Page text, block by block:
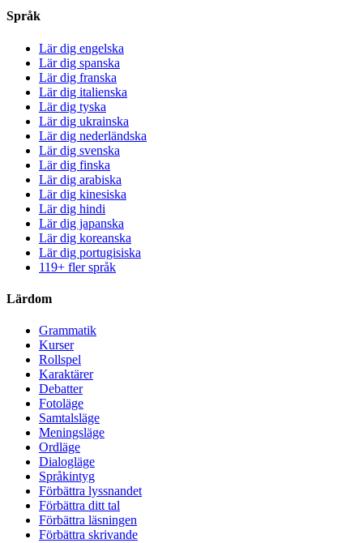
Språk
Lär dig engelska
Lär dig spanska
Lär dig franska
Lär dig italienska
Lär dig tyska
Lär dig ukrainska
Lär dig nederländska
Lär dig svenska
Lär dig finska
Lär dig arabiska
Lär dig kinesiska
Lär dig hindi
Lär dig japanska
Lär dig koreanska
Lär dig portugisiska
119+ fler språk
Lärdom
Grammatik
Kurser
Rollspel
Karaktärer
Debatter
Fotoläge
Samtalsläge
Meningsläge
Ordläge
Dialogläge
Språkintyg
Förbättra lyssnandet
Förbättra ditt tal
Förbättra läsningen
Förbättra skrivande